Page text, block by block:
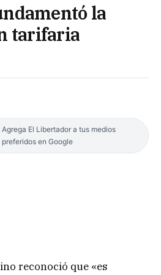
la
tarifaria
Agrega El Libertador a tus medios
preferidos en Google
reconoció que «es